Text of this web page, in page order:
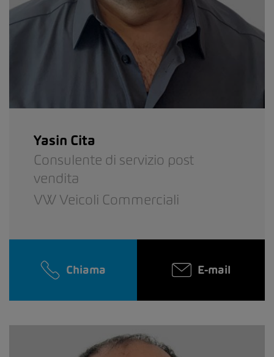
Yasin Cita
Consulente di servizio post
vendita
VW Veicoli Commerciali
Chiama E-mail